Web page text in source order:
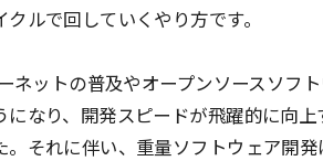
ルで回していくやり方です。
ネットの普及やオープンソースソフ
なり、開発スピードが飛躍的に向
それに伴い、重量ソフトウェア開発